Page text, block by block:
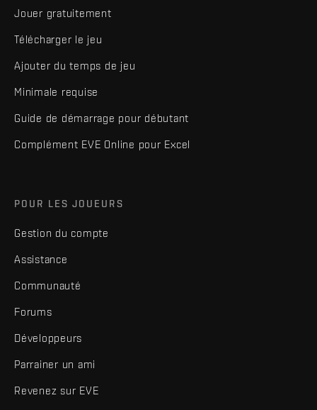
Jouer gratuitement
Télécharger le jeu
Ajouter du temps de jeu
Minimale requise
Guide de démarrage pour débutant
Complément EVE Online pour Excel
POUR LES JOUEURS
Gestion du compte
Assistance
Communauté
Forums
Développeurs
Parrainer un ami
Revenez sur EVE